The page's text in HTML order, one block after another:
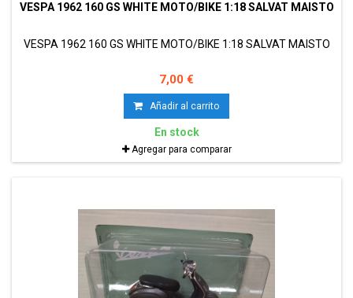
VESPA 1962 160 GS WHITE MOTO/BIKE 1:18 SALVAT MAISTO
VESPA 1962 160 GS WHITE MOTO/BIKE 1:18 SALVAT MAISTO
7,00 €
Añadir al carrito
En stock
Agregar para comparar